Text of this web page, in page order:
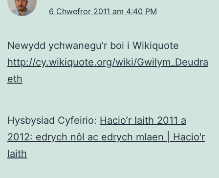
6 Chwefror 2011 am 4:40 PM
Newydd ychwanegu’r boi i Wikiquote
http://cy.wikiquote.org/wiki/Gwilym_Deudra
eth
Hysbysiad Cyfeirio: Hacio’r Iaith 2011 a
2012: edrych nôl ac edrych mlaen | Hacio'r
Iaith